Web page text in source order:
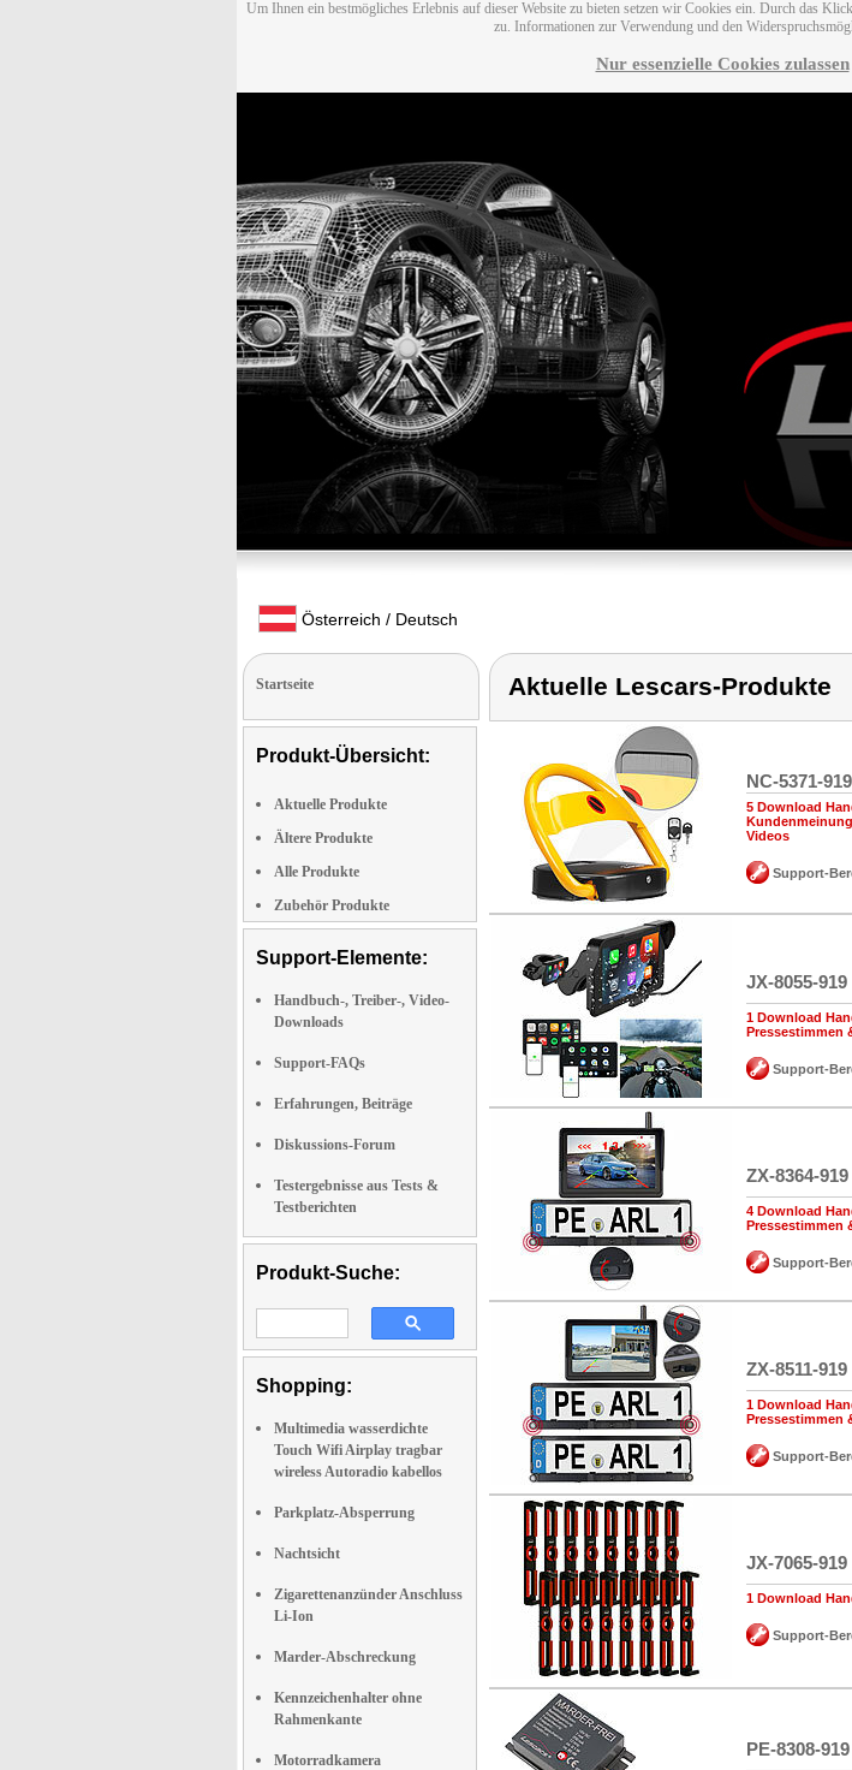
Um Ihnen ein bestmögliches Erlebnis auf dieser Website zu bieten setzen wir Cookies ein. Durch das
zu. Informationen zur Verwendung und den
Nur essenzielle Cookies zulassen
Österreich / Deutsch
Startseite
Produkt-Übersicht:
Aktuelle Produkte
Ältere Produkte
Alle Produkte
Zubehör Produkte
Support-Elemente:
Handbuch-, Treiber-, Video-
Downloads
Support-FAQs
Erfahrungen, Beiträge
Diskussions-Forum
Testergebnisse aus Tests &
Testberichten
Produkt-Suche:
Shopping:
Multimedia wasserdichte
Touch Wifi Airplay tragbar
wireless Autoradio kabellos
Parkplatz-Absperrung
Nachtsicht
Zigarettenanzünder Anschluss
Li-Ion
Marder-Abschreckung
Kennzeichenhalter ohne
Rahmenkante
Motorradkamera
Aktuelle Lescars-Produkte
NC-5371-919
5 Download
Videos
Support-
JX-8055-919
1 Download
Pressestimmen
Support-
ZX-8364-919
4 Download
Pressestimmen
Support-
ZX-8511-919
1 Download
Pressestimmen
Support-
JX-7065-919
1 Download
Support-
PE-8308-919